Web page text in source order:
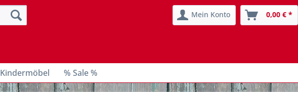
Mein Konto 0,00 € *
Kindermöbel % Sale %